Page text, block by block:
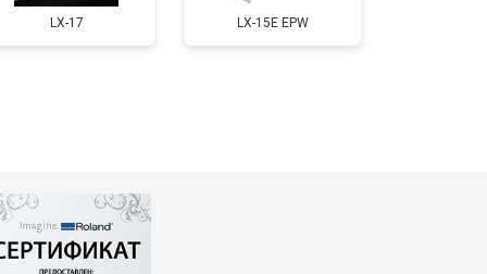
1800 ₽
2500 ₽
LX-17 LX-15E EPW